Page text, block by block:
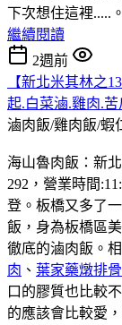
下次想住這裡.....。
繼續閱讀
2週前
【新北米其林之
起.白菜滷.雞肉.
滷肉飯/雞肉飯/蝦
海山魯肉飯：新
292，營業時間
登。板橋又多了
飯，身為板橋區
徹底的滷肉飯。
肉 、 葉家藥燉排骨
口的膠質也比較
的應該會比較愛